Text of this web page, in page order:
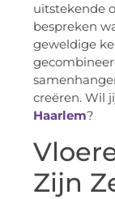
uitstekende
bespreken
geweldige
creëren. Wil
Haarlem?
Zijn